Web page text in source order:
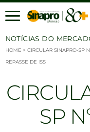
Ir para o conteúdo
NOTÍCIAS DO
HOME > CIRCULAR SINAPRO-SP
REPASSE DE ISS
SP